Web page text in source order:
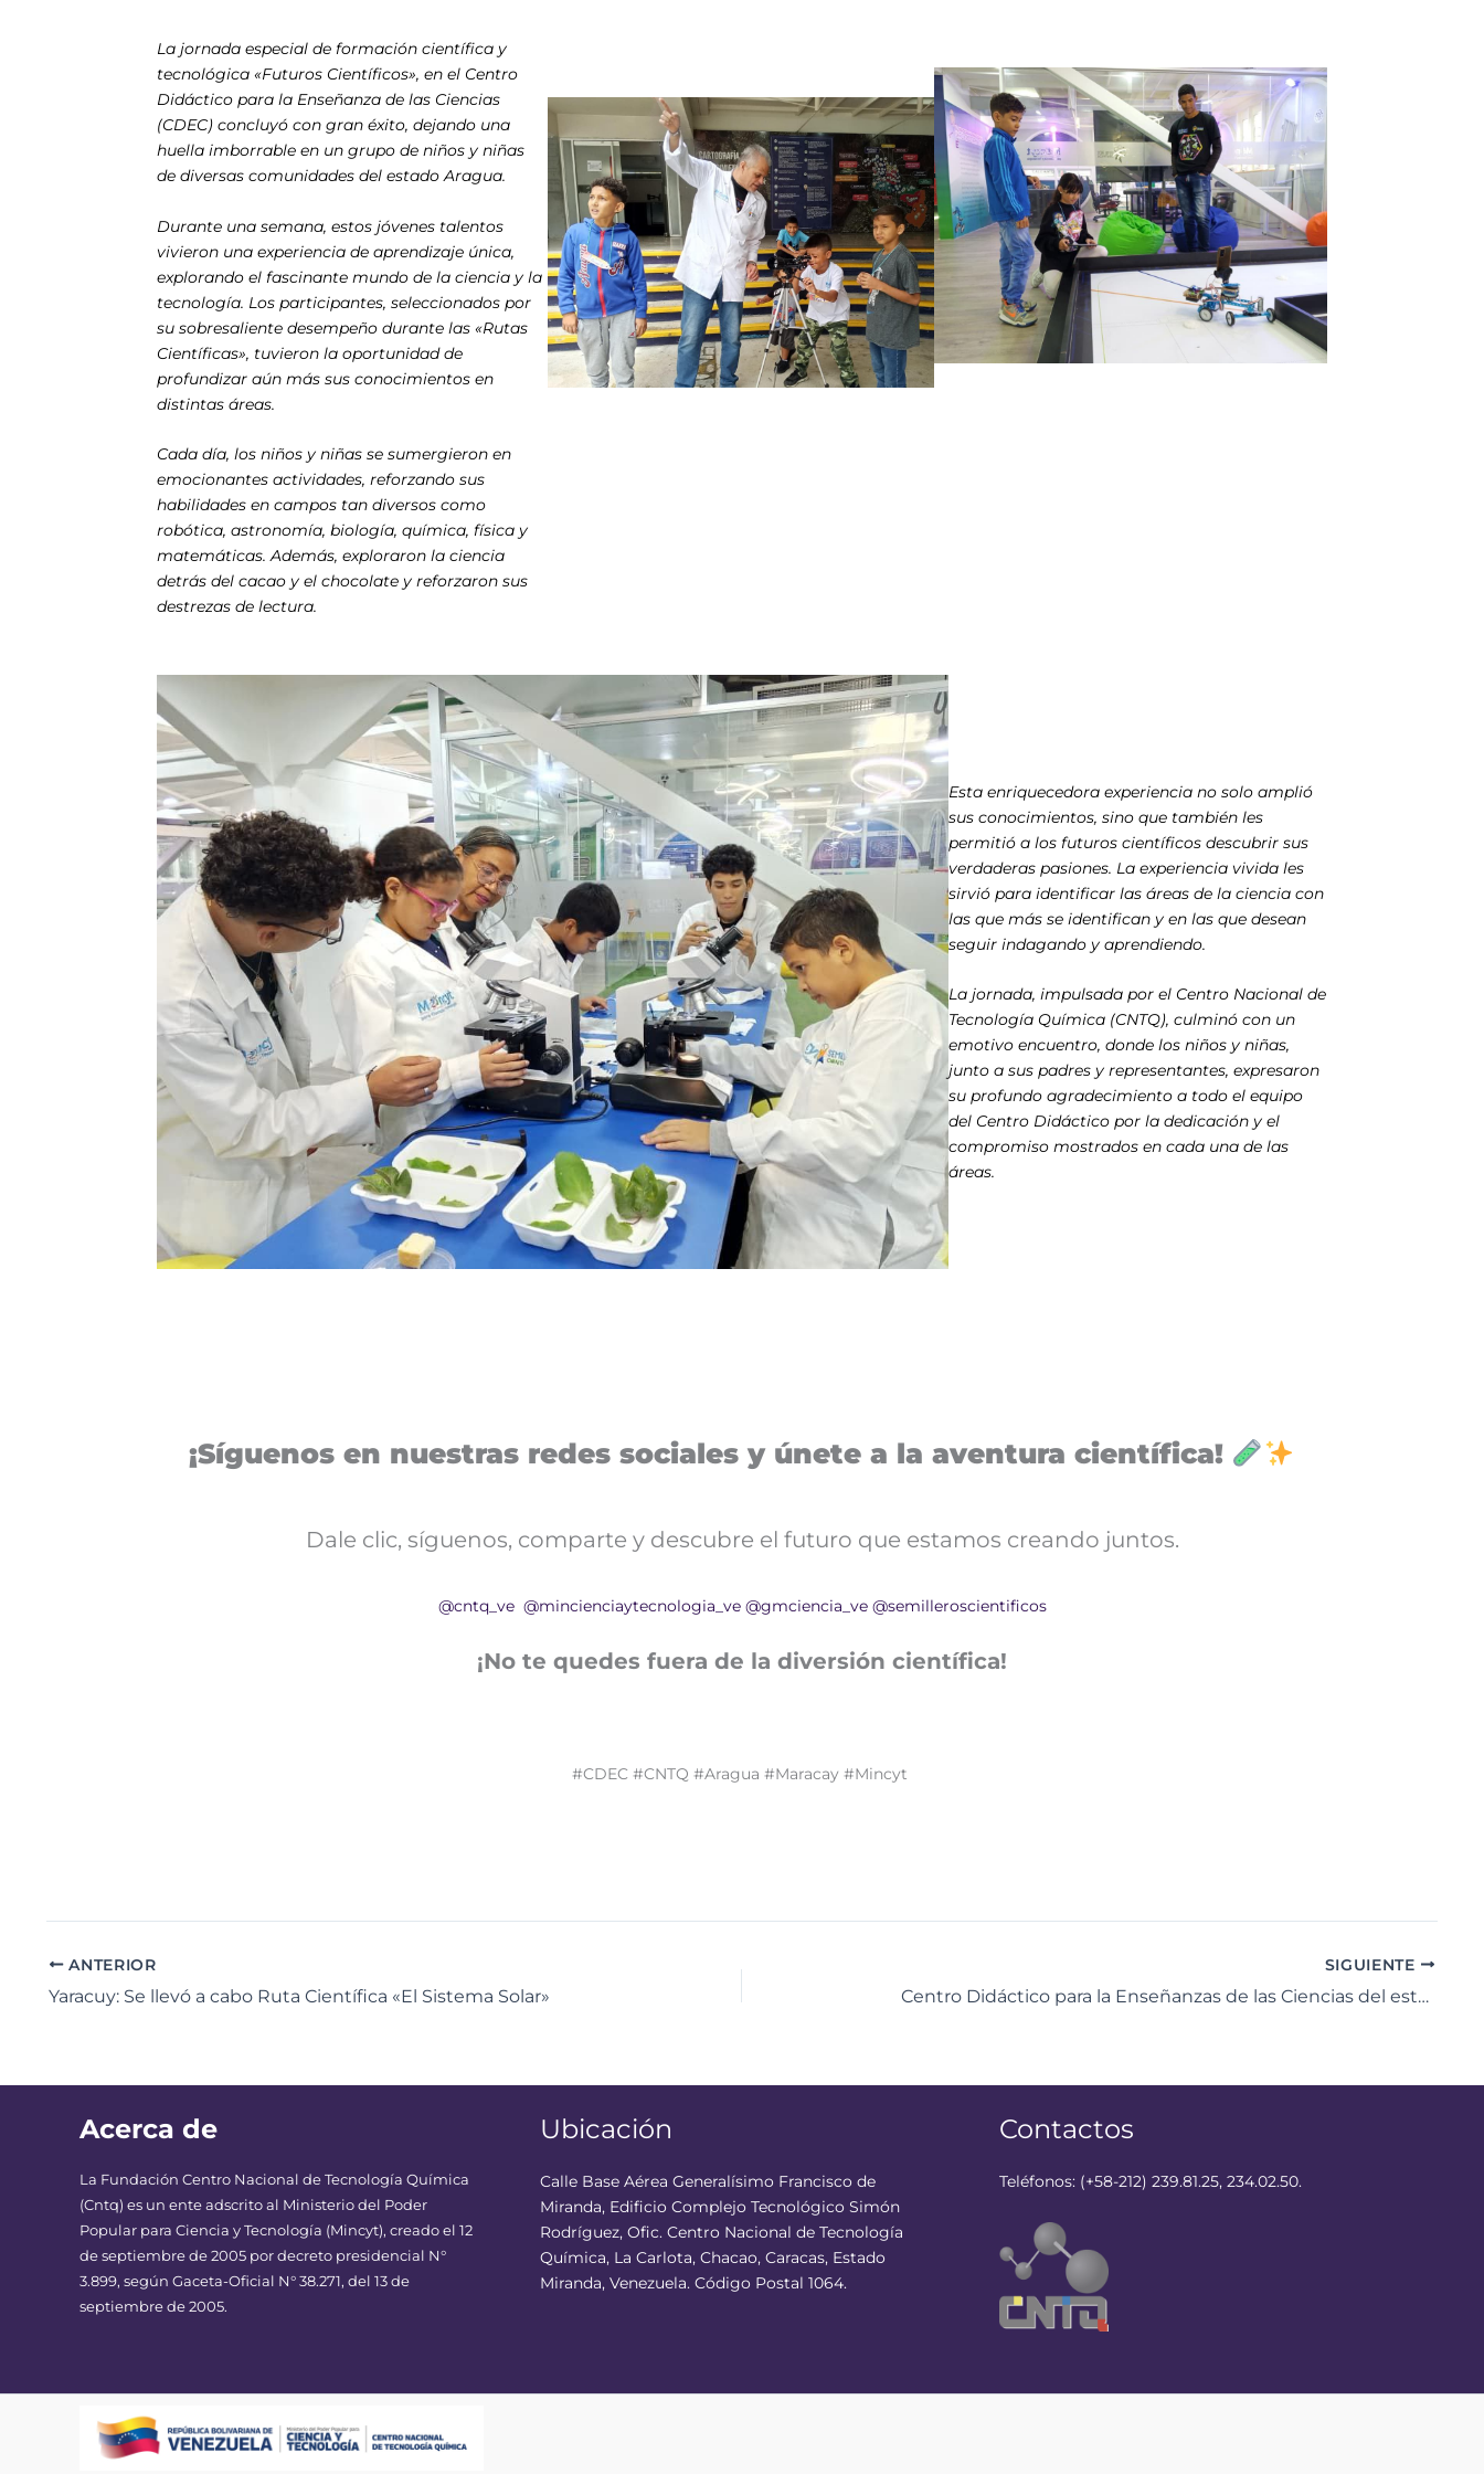
La jornada especial de formación científica y
tecnológica «Futuros Científicos», en el Centro
Didáctico para la Enseñanza de las Ciencias
(CDEC) concluyó con gran éxito, dejando una
huella imborrable en un grupo de niños y niñas
de diversas comunidades del estado Aragua.
Durante una semana, estos jóvenes talentos
vivieron una experiencia de aprendizaje única,
explorando el fascinante mundo de la ciencia y la
tecnología. Los participantes, seleccionados por
su sobresaliente desempeño durante las «Rutas
Científicas», tuvieron la oportunidad de
profundizar aún más sus conocimientos en
distintas áreas.
Cada día, los niños y niñas se sumergieron en
emocionantes actividades, reforzando sus
habilidades en campos tan diversos como
robótica, astronomía, biología, química, física y
matemáticas. Además, exploraron la ciencia
detrás del cacao y el chocolate y reforzaron sus
destrezas de lectura.
Esta enriquecedora experiencia no solo amplió
sus conocimientos, sino que también les
permitió a los futuros científicos descubrir sus
verdaderas pasiones. La experiencia vivida les
sirvió para identificar las áreas de la ciencia con
las que más se identifican y en las que desean
seguir indagando y aprendiendo.
La jornada, impulsada por el Centro Nacional de
Tecnología Química (CNTQ), culminó con un
emotivo encuentro, donde los niños y niñas,
junto a sus padres y representantes, expresaron
su profundo agradecimiento a todo el equipo
del Centro Didáctico por la dedicación y el
compromiso mostrados en cada una de las
áreas.
¡Síguenos en nuestras redes sociales y únete a la aventura científica!
Dale clic, síguenos, comparte y descubre el futuro que estamos creando juntos.
@cntq_ve @mincienciaytecnologia_ve @gmciencia_ve @semilleroscientificos
¡No te quedes fuera de la diversión científica!
#CDEC #CNTQ #Aragua #Maracay #Mincyt
ANTERIOR
Yaracuy: Se llevó a cabo Ruta Científica «El Sistema Solar»
SIGUIENTE
Centro Didáctico para la Enseñanzas de las Ciencias del estado Carabobo dictó taller sobre “Estrategias Educativas”
Acerca de
La Fundación Centro Nacional de Tecnología Química
(Cntq) es un ente adscrito al Ministerio del Poder
Popular para Ciencia y Tecnología (Mincyt), creado el 12
de septiembre de 2005 por decreto presidencial N°
3.899, según Gaceta-Oficial N° 38.271, del 13 de
septiembre de 2005.
Ubicación
Calle Base Aérea Generalísimo Francisco de
Miranda, Edificio Complejo Tecnológico Simón
Rodríguez, Ofic. Centro Nacional de Tecnología
Química, La Carlota, Chacao, Caracas, Estado
Miranda, Venezuela. Código Postal 1064.
Contactos
Teléfonos: (+58-212) 239.81.25, 234.02.50.